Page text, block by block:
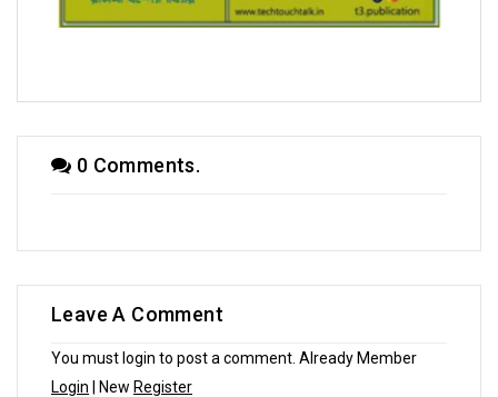
0 Comments.
Leave A Comment
You must login to post a comment. Already Member
Login | New Register